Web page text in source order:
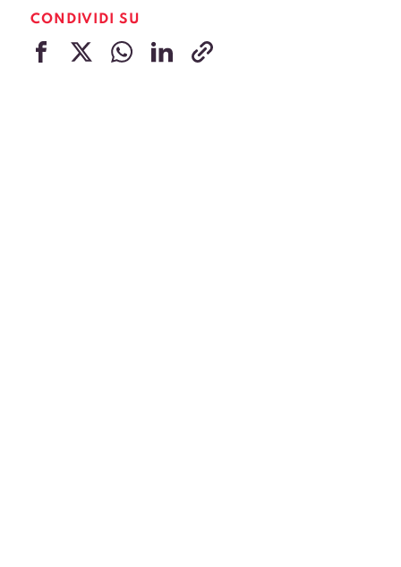
CONDIVIDI SU